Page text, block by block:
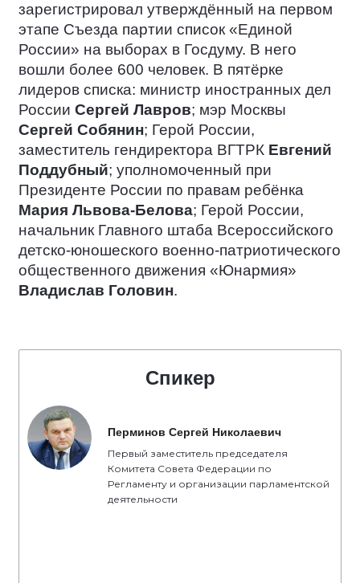
зарегистрировал утверждённый на первом
этапе Съезда партии список «Единой
России» на выборах в Госдуму. В него
вошли более 600 человек. В пятёрке
лидеров списка: министр иностранных дел
России Сергей Лавров; мэр Москвы
Сергей Собянин; Герой России,
заместитель гендиректора ВГТРК Евгений
Поддубный; уполномоченный при
Президенте России по правам ребёнка
Мария Львова-Белова; Герой России,
начальник Главного штаба Всероссийского
детско-юношеского военно-патриотического
общественного движения «Юнармия»
Владислав Головин.
Спикер
Перминов Сергей Николаевич
Первый заместитель председателя
Комитета Совета Федерации по
Регламенту и организации парламентской
деятельности